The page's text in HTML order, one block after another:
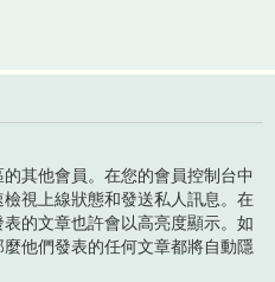
其他會員。在您的會員控制台中
視上線狀態和發送私人訊息。在
的文章也許會以高亮度顯示。如
他們發表的任何文章都將自動隱